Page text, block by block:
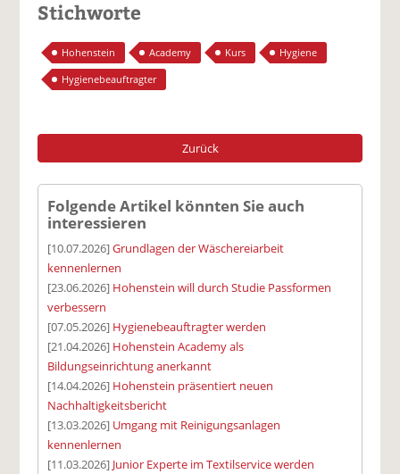
Stichworte
Hohenstein Academy Kurs
Hygiene
Hygienebeauftragter
Zurück
Folgende Artikel könnten Sie auch
interessieren
[10.07.2026]Grundlagen der Wäschereiarbeit
kennenlernen
[23.06.2026] Hohenstein will durch Studie Passformen
verbessern
[07.05.2026] Hygienebeauftragter werden
[21.04.2026] Hohenstein Academy als
Bildungseinrichtung anerkannt
[14.04.2026] Hohenstein präsentiert neuen
Nachhaltigkeitsbericht
[13.03.2026] Umgang mit Reinigungsanlagen
kennenlernen
[11.03.2026] Junior Experte im Textilservice werden